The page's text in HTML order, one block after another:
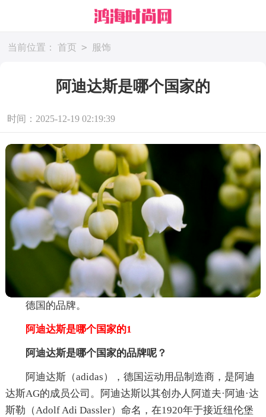
当前位置： 首页 > 服饰
阿迪达斯是哪个国家的
时间：2025-12-19 02:19:39
德国的品牌。
阿迪达斯是哪个国家的1
阿迪达斯是哪个国家的品牌呢？
阿迪达斯（adidas），德国运动用品制造商，是阿迪
达斯AG的成员公司。阿迪达斯以其创办人阿道夫·阿迪·达
斯勒（Adolf Adi Dassler）命名，在1920年于接近纽伦堡